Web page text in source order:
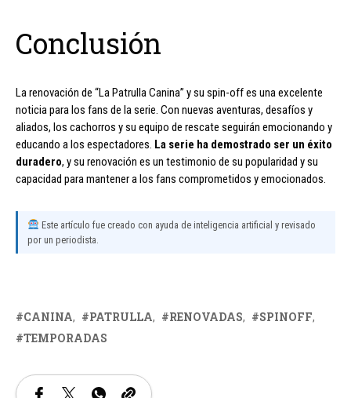
Conclusión
La renovación de “La Patrulla Canina” y su spin-off es una excelente
noticia para los fans de la serie. Con nuevas aventuras, desafíos y
aliados, los cachorros y su equipo de rescate seguirán emocionando y
educando a los espectadores. La serie ha demostrado ser un éxito
duradero, y su renovación es un testimonio de su popularidad y su
capacidad para mantener a los fans comprometidos y emocionados.
Este artículo fue creado con ayuda de inteligencia artificial y revisado
por un periodista.
CANINA PATRULLA RENOVADAS
SPINOFF
TEMPORADAS